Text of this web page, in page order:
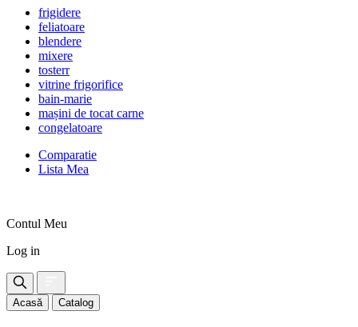
frigidere
feliatoare
blendere
mixere
tosterr
vitrine frigorifice
bain-marie
mașini de tocat carne
congelatoare
Comparatie
Lista Mea
Contul Meu
Log in
Acasă Catalog